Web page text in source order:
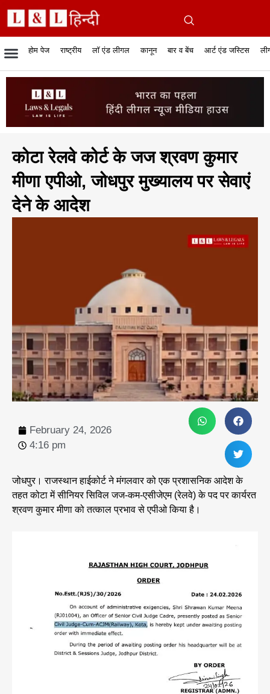
होम पेज राष्ट्रीय
रिपोर्टेबल जजमेंट सुप्रीम कोर्ट हाईकोर्ट
लॉ एंड लीगल
रिसर्च एनालाईसिस एंड लॉ केस स्टेटस
कानून
व्यापार में कानून फिल्में और कानून
बार व बेंच
बार एसोसिएशन बार
आर्ट एंड जस्टिस
जस्टिस एंड जस्टिस
कोटा रेलवे कोर्ट के जज श्रवण कुमार
मीणा एपीओ, जोधपुर मुख्यालय पर सेवाएं
देने के आदेश
February 24, 2026
4:16 pm
जोधपुर। राजस्थान हाईकोर्ट ने मंगलवार को एक प्रशासनिक आदेश के
तहत कोटा में सीनियर सिविल जज-कम-एसीजेएम (रेलवे) के पद पर कार्यरत
श्रवण कुमार मीणा को तत्काल प्रभाव से एपीओ किया है।